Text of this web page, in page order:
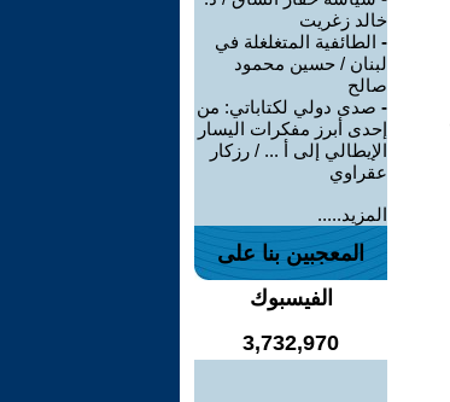
خالد زغريت
- الطائفية المتغلغلة في
لبنان / حسين محمود
صالح
- صدى دولي لكتاباتي: من
إحدى أبرز مفكرات اليسار
الإيطالي إلى أ ... / رزكار
عقراوي
المزيد.....
المعجبين بنا على
الفيسبوك
3,732,970